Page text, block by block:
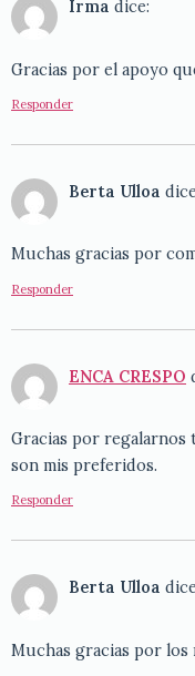
Irma dice:
Gracias por el apoyo
Responder
Berta Ulloa
Muchas gracias por
Responder
ENCA CRESPO
Gracias por regalarnos
son mis preferidos.
Responder
Berta Ulloa
Muchas gracias por los